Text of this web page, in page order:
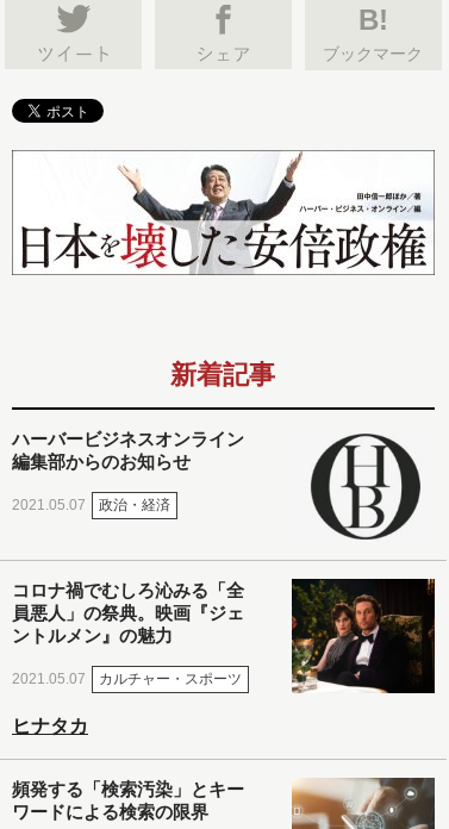
B!
ブックマーク
新着記事
ハーバービジネスオンライン
編集部からのお知らせ
2021.05.07 政治・経済
コロナ禍でむしろ沁みる「全
員悪人」の祭典。映画『ジェ
ントルメン』の魅力
2021.05.07 カルチャー・スポーツ
ヒナタカ
頻発する「検索汚染」とキー
ワードによる検索の限界